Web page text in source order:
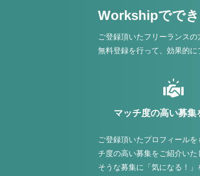
Workshipでで
ご登録頂いたフリーランスの
無料登録を行って、効果的に
マッチ度の高い募集
ご登録頂いたプロフィールを
チ度の高い募集をご紹介いた
そうな募集に「気になる！」